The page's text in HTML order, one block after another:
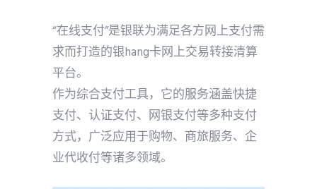
“在线支付”是银联为满足各方网上支付需
求而打造的银hang卡网上交易转接清算
平台。
作为综合支付工具，它的服务涵盖快捷
支付、认证支付、网银支付等多种支付
方式，广泛应用于购物、商旅服务、企
业代收付等诸多领域。